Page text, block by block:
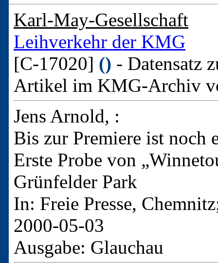
Karl-May-Gesellschaft
Leihverkehr der KMG
[C-17020] () - Datensatz
Artikel im KMG-Archiv
Jens Arnold, :
Bis zur Premiere ist noch
Erste Probe von
Grünfelder Park
In: Freie Presse,
2000-05-03
Ausgabe: Glauchau